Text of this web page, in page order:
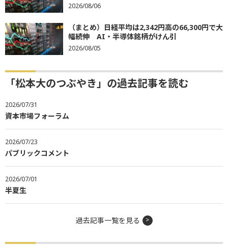
2026/08/06
（まとめ）日経平均は2,342円高の66,300円で大
幅続伸 AI・半導体銘柄がけん引
2026/08/05
「松本大のつぶやき」の過去記事を読む
2026/07/31
資本市場フォーラム
2026/07/23
パブリックコメント
2026/07/01
半夏生
過去記事一覧を見る